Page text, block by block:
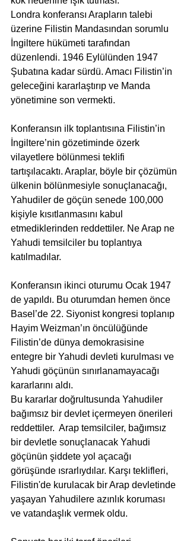
Londra konferansı Arapların talebi
üzerine Filistin Mandasından sorumlu
İngiltere hükümeti tarafından
düzenlendi. 1946 Eylülünden 1947
Şubatına kadar sürdü. Amacı Filistin’in
geleceğini kararlaştırıp ve Manda
yönetimine son vermekti.
Konferansın ilk toplantısına Filistin’in
İngiltere’nin gözetiminde özerk
vilayetlere bölünmesi teklifi
tartışılacaktı. Araplar, böyle bir çözümün
ülkenin bölünmesiyle sonuçlanacağı,
Yahudiler de göçün senede 100,000
kişiyle kısıtlanmasını kabul
etmediklerinden reddettiler. Ne Arap ne
Yahudi temsilciler bu toplantıya
katılmadılar.
Konferansın ikinci oturumu Ocak 1947
de yapıldı. Bu oturumdan hemen önce
Basel’de 22. Siyonist kongresi toplanıp
Hayim Weizman’ın öncülüğünde
Filistin’de dünya demokrasisine
entegre bir Yahudi devleti kurulması ve
Yahudi göçünün sınırlanamayacağı
kararlarını aldı.
Bu kararlar doğrultusunda Yahudiler
bağımsız bir devlet içermeyen önerileri
reddettiler.  Arap temsilciler, bağımsız
bir devletle sonuçlanacak Yahudi
göçünün şiddete yol açacağı
görüşünde ısrarlıydılar. Karşı teklifleri,
Filistin'de kurulacak bir Arap devletinde
yaşayan Yahudilere azınlık koruması
ve vatandaşlık vermek oldu.